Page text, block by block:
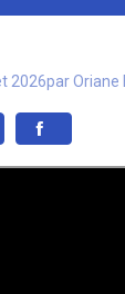
2026parOriane